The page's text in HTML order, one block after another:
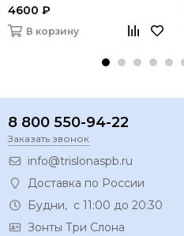
4600 ₽
В корзину
8 800 550-94-22
Заказать звонок
info@trislonaspb.ru
Доставка по России
Будни, с 11:00 до 20:30
Зонты Три Слона